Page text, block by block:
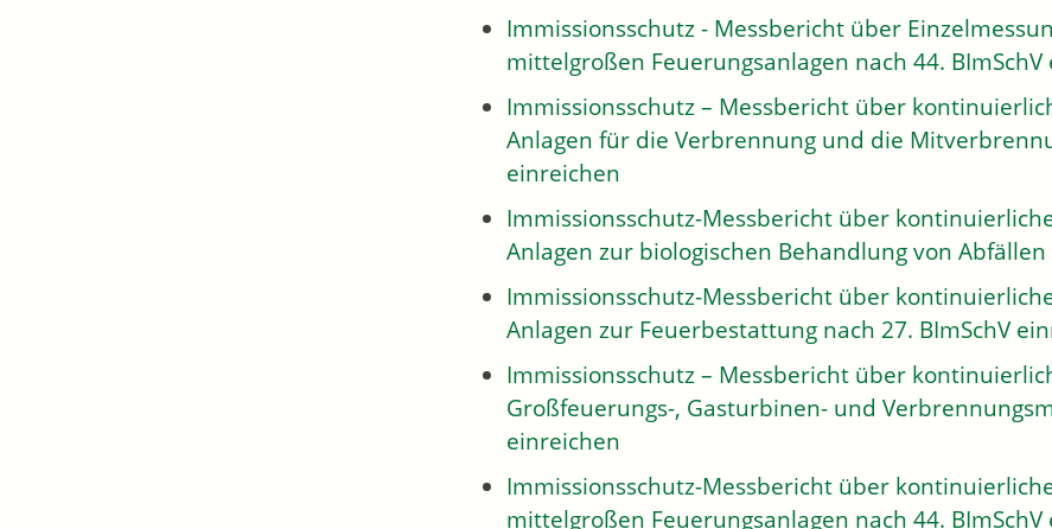
Immissionsschutz - Messbericht über
mittelgroßen Feuerungsanlagen nach 44.
Immissionsschutz – Messbericht über
Anlagen für die Verbrennung und die
einreichen
Immissionsschutz-Messbericht über
Anlagen zur biologischen Behandlung von
Immissionsschutz-Messbericht über
Anlagen zur Feuerbestattung nach 27. BImSchV
Immissionsschutz – Messbericht über
Großfeuerungs-, Gasturbinen- und
einreichen
Immissionsschutz-Messbericht über
mittelgroßen Feuerungsanlagen nach 44.